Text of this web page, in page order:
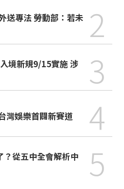
送專法 勞動部：若未 2
境新規9/15實施 涉
3
灣娛樂首闢新賽道 4
5